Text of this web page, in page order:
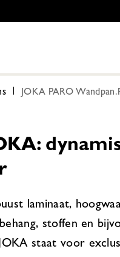
JOKA PARO
laminaat,
stoffen en
staat voor